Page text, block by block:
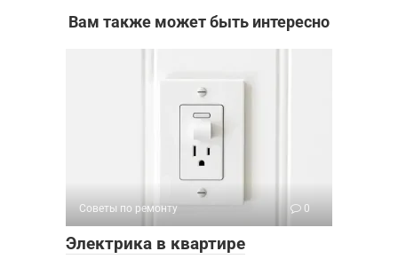
Вам также может быть интересно
Советы по ремонту 0
Электрика в квартире